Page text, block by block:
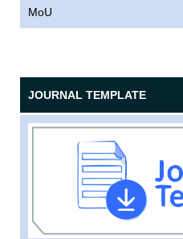
MoU
JOURNAL TEMPLATE